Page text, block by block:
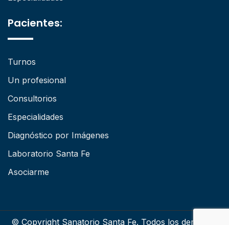
Pacientes:
Turnos
Un profesional
Consultorios
Especialidades
Diagnóstico por Imágenes
Laboratorio Santa Fe
Asociarme
© Copyright Sanatorio Santa Fe. Todos los derechos